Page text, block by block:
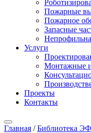
Пожарные
Пожарное
Запасные
Услуги
Монтажные
Проекты
Контакты
Главная /Библиотека